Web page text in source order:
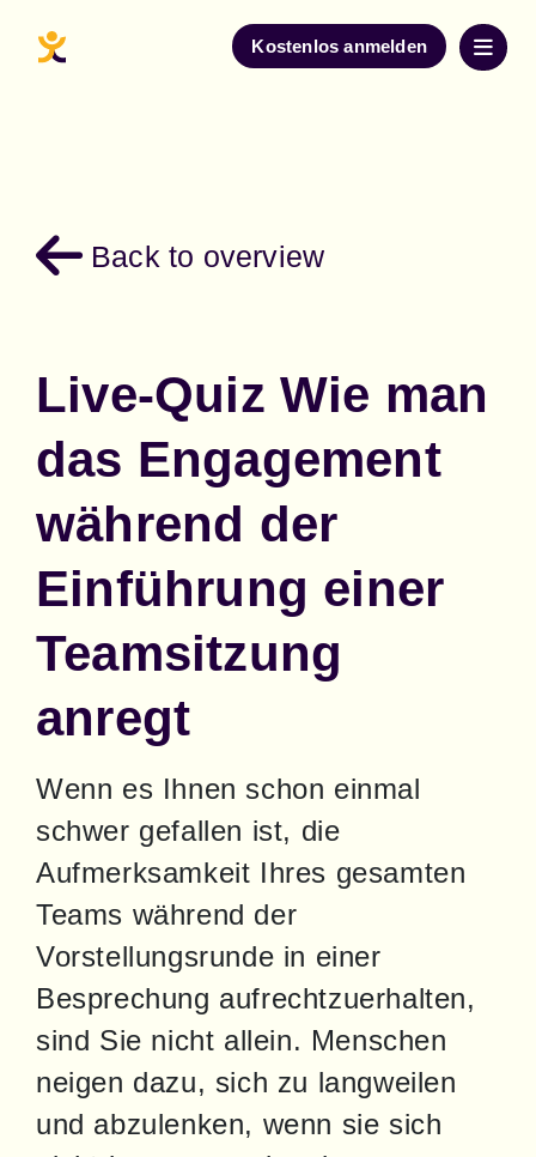
Kostenlos anmelden
Back to overview
Live-Quiz Wie man
das Engagement
während der
Einführung einer
Teamsitzung
anregt
Wenn es Ihnen schon einmal
schwer gefallen ist, die
Aufmerksamkeit Ihres gesamten
Teams während der
Vorstellungsrunde in einer
Besprechung aufrechtzuerhalten,
sind Sie nicht allein. Menschen
neigen dazu, sich zu langweilen
und abzulenken, wenn sie sich